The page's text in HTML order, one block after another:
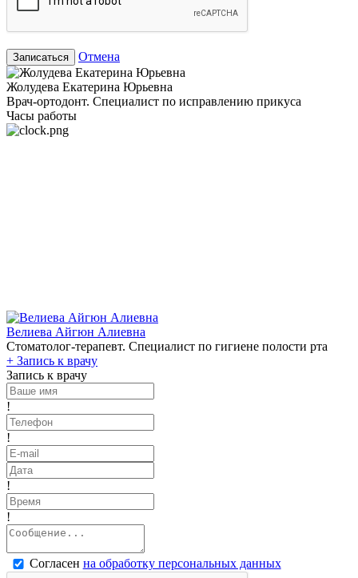
Записаться Отмена
Жолудева Екатерина Юрьевна
Врач-ортодонт. Специалист по исправлению прикуса
Часы работы
Велиева Айгюн Алиевна
Стоматолог-терапевт. Специалист по гигиене полости рта
+ Запись к врачу
Запись к врачу
!
!
!
!
Согласен на обработку персональных данных